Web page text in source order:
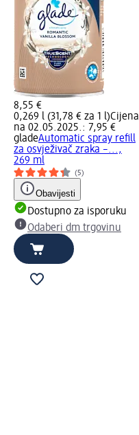
8,55 €
0,269 l (31,78 € za 1 l)Cijena
na 02.05.2025.: 7,95 €
gladeAutomatic spray refill
za osvježivač zraka –...,
269 ml
(5)
Obavijesti
Dostupno za isporuku
Odaberi dm trgovinu